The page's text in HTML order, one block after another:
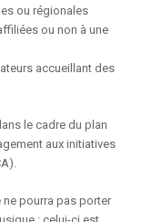
ou régionales
ou non à une
accueillant des
le cadre du plan
aux initiatives
ne pourra pas porter